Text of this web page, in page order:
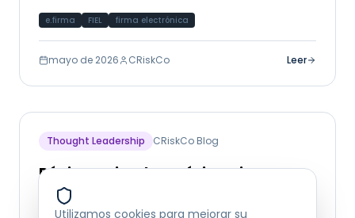
e.firma FIEL firma electrónica
mayo de 2026 CRiskCo Leer
Thought Leadership CRiskCo Blog
Régimen Fiscal en México: Tipos,
cómo elegir y cómo cambiar
Utilizamos cookies para mejorar su